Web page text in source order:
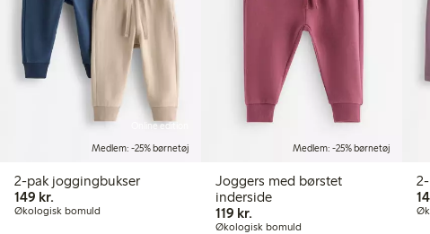
Online edition
Medlem: -25% børnetøj
2-pak joggingbukser
149 kr.
Økologisk bomuld
Medlem: -25% børnetøj
Joggers med børstet
inderside
119 kr.
Økologisk bomuld